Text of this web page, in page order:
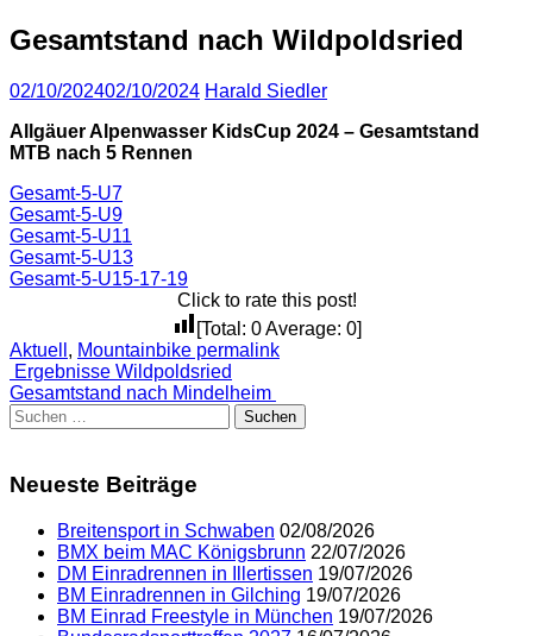
Gesamtstand nach Wildpoldsried
02/10/202402/10/2024 Harald Siedler
Allgäuer Alpenwasser KidsCup 2024 – Gesamtstand
MTB nach 5 Rennen
Gesamt-5-U7
Gesamt-5-U9
Gesamt-5-U11
Gesamt-5-U13
Gesamt-5-U15-17-19
Click to rate this post!
[Total: 0Average: 0]
Aktuell , Mountainbike permalink
Post
navigation
Ergebnisse Wildpoldsried
Gesamtstand nach Mindelheim
Suchen
nach:
Neueste Beiträge
Breitensport in Schwaben 02/08/2026
BMX beim MAC Königsbrunn 22/07/2026
DM Einradrennen in Illertissen 19/07/2026
BM Einradrennen in Gilching 19/07/2026
BM Einrad Freestyle in München 19/07/2026